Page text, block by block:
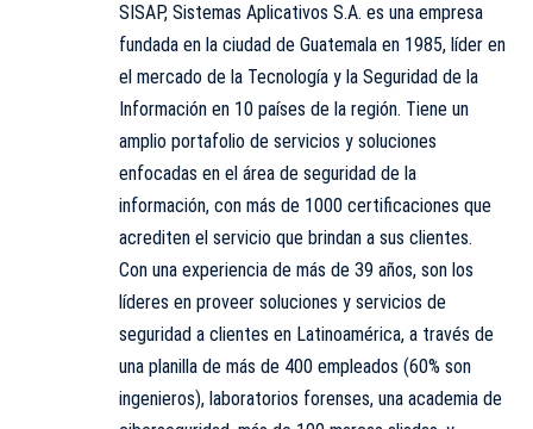
SISAP, Sistemas Aplicativos S.A. es una empresa
fundada en la ciudad de Guatemala en 1985, líder en
el mercado de la Tecnología y la Seguridad de la
Información en 10 países de la región. Tiene un
amplio portafolio de servicios y soluciones
enfocadas en el área de seguridad de la
información, con más de 1000 certificaciones que
acrediten el servicio que brindan a sus clientes.
Con una experiencia de más de 39 años, son los
líderes en proveer soluciones y servicios de
seguridad a clientes en Latinoamérica, a través de
una planilla de más de 400 empleados (60% son
ingenieros), laboratorios forenses, una academia de